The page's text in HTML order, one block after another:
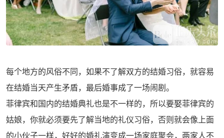
每个地方的风俗不同，如果不了解双方的结婚习俗，就容易
在结婚当天产生矛盾，最后婚事成了一场闹剧。
菲律宾和国内的结婚典礼也是不一样的，所以要娶菲律宾的
姑娘，你就必须要先了解当地的礼仪习俗，否则就会像上面
的小伙子一样，好好的婚礼演变成一场家庭聚会，两家人不